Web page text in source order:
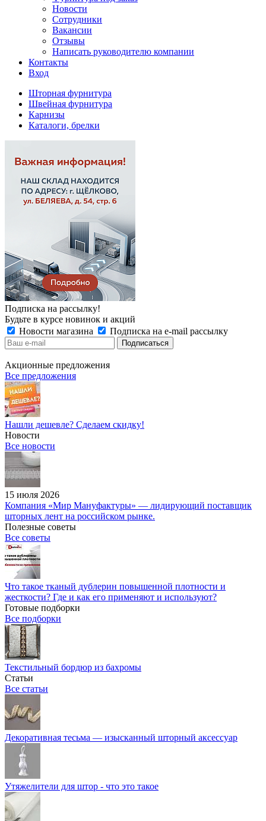
Новости
Сотрудники
Вакансии
Отзывы
Написать руководителю компании
Контакты
Вход
Шторная фурнитура
Швейная фурнитура
Карнизы
Каталоги, брелки
Подписка на рассылку!
Будьте в курсе новинок и акций
Новости магазина
Подписка на e-mail рассылку
Акционные предложения
Все предложения
Нашли дешевле? Сделаем скидку!
Новости
Все новости
15 июля 2026
Компания «Мир Мануфактуры» — лидирующий поставщик
шторных лент на российском рынке.
Полезные советы
Все советы
Что такое тканый дублерин повышенной плотности и
жесткости? Где и как его применяют и используют?
Готовые подборки
Все подборки
Текстильный бордюр из бахромы
Статьи
Все статьи
Декоративная тесьма — изысканный шторный аксессуар
Утяжелители для штор - что это такое